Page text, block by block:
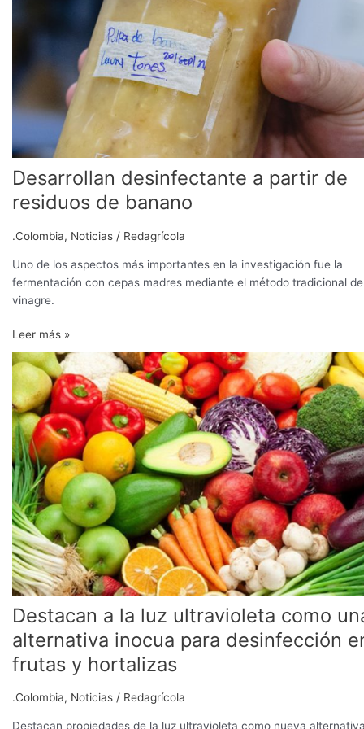
Desarrollan desinfectante a partir de
residuos de banano
.Colombia, Noticias / Redagrícola
Uno de los aspectos más importantes en la investigación fue la
fermentación con cepas madres mediante el método tradicional
vinagre.
de
Leer más »
Destacan a la luz ultravioleta como
alternativa inocua para desinfección
frutas y hortalizas
.Colombia, Noticias / Redagrícola
Destacan propiedades de la luz ultravioleta como nueva
Destacan
la
luz
ultravioleta
como
una
alternativa
inocua
para
desinfección
en
frutas
y
hortalizas